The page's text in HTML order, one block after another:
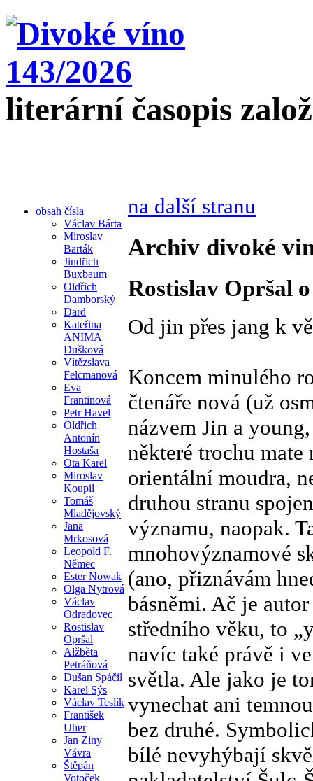
literární časopis
obsah čísla
Václav Bárta
Miroslav
Barták
Jindřich
Buxbaum
Oldřich
Damborský
Dard
Kateřina
ANIMA
Dušková
Vítězslava
Felcmanová
Eva
Frantinová
Petr Havel
Oldřich
Antonín
Hostaša
Ota Karel
Miroslav
Koupil
Tomáš
Mladějovský
Jana
Mrkosová
Leopold F.
Němec
Ester Nowak
Olga Nytrová
Václav
Odradovec
Rostislav
Opršal
Alžběta
Petráňová
Dušan Spáčil
Karel Sýs
Václav Teslík
František
Uher
Jan Ziny
Vávra
Štěpán
Votoček
na další stranu
Archiv divoké
Rostislav Opršal
Od jin přes jang k
Koncem minulého
čtenáře nová (už
názvem Jin a
některé trochu mate
orientální moudra,
druhou stranu
významu, naopak.
mnohovýznamové
(ano, přiznávám
básněmi. Ač je
středního věku, to
navíc také právě i
světla. Ale jako je
vynechat ani
bez druhé.
bílé nevyhýbají